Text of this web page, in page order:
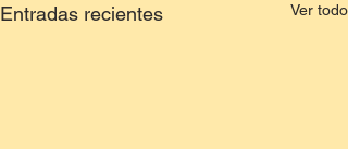
Entradas recientes Ver todo